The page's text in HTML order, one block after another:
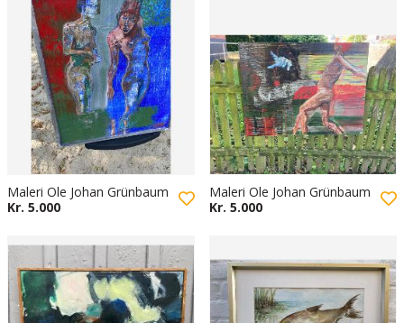
Maleri Ole Johan Grünbaum
Kr. 5.000
Maleri Ole Johan Grünbaum
Kr. 5.000